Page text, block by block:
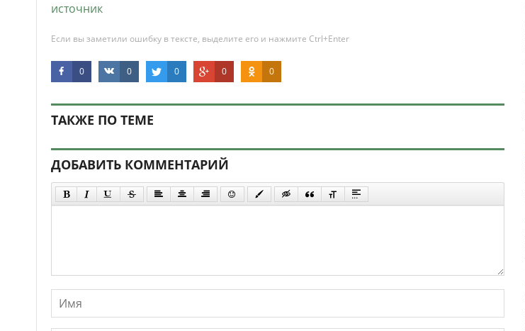
источник
Если вы заметили ошибку в тексте, выделите его и нажмите Ctrl+Enter
0 0 0 0 0
ТАКЖЕ ПО ТЕМЕ
ДОБАВИТЬ КОММЕНТАРИЙ